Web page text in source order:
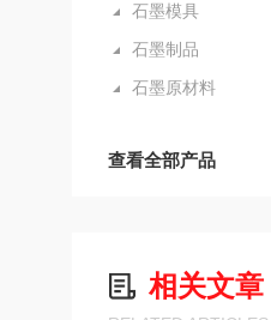
石墨模具
石墨制品
石墨原材料
查看全部产品
相关文章